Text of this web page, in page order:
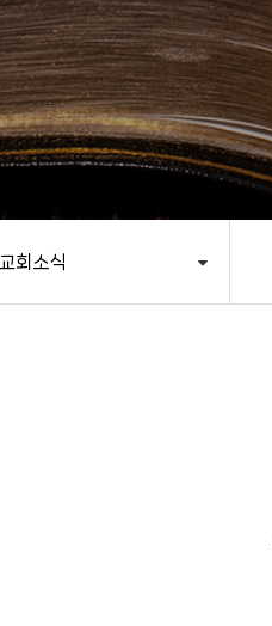
교회소식